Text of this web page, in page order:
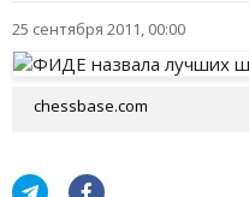
25 сентября 2011, 00:00
chessbase.com